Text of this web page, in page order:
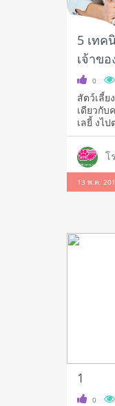
5 เทค
เจ้าข
0
สัตว์เลี้
เดียวกับ
เลยี้ งไ
โร
13 พ.ค.
1
0